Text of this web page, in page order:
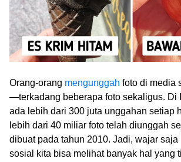
Orang-orang mengunggah foto di media
—terkadang beberapa foto sekaligus. Di
ada lebih dari 300 juta unggahan setiap
lebih dari 40 miliar foto telah diunggah
dibuat pada tahun 2010. Jadi, wajar saja
sosial kita bisa melihat banyak hal yang